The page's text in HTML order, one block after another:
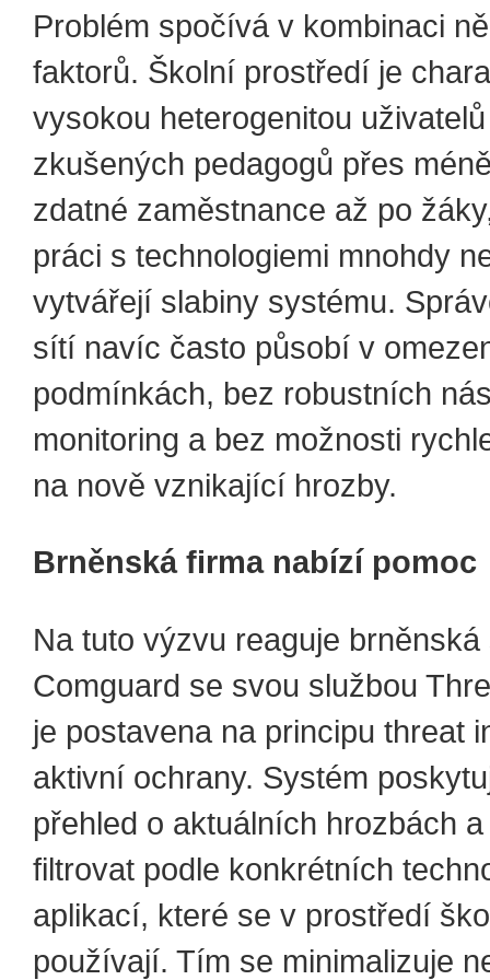
Problém spočívá v kombinaci
faktorů. Školní prostředí je
vysokou heterogenitou
zkušených pedagogů přes
zdatné zaměstnance až po
práci s technologiemi mnohdy
vytvářejí slabiny systému.
sítí navíc často působí v
podmínkách, bez robustních
monitoring a bez možnosti
na nově vznikající hrozby.
Brněnská firma nabízí pomoc
Na tuto výzvu reaguje
Comguard se svou službou
je postavena na principu threat
aktivní ochrany. Systém
přehled o aktuálních hrozbách
filtrovat podle konkrétních
aplikací, které se v prostředí
používají. Tím se minimalizuje